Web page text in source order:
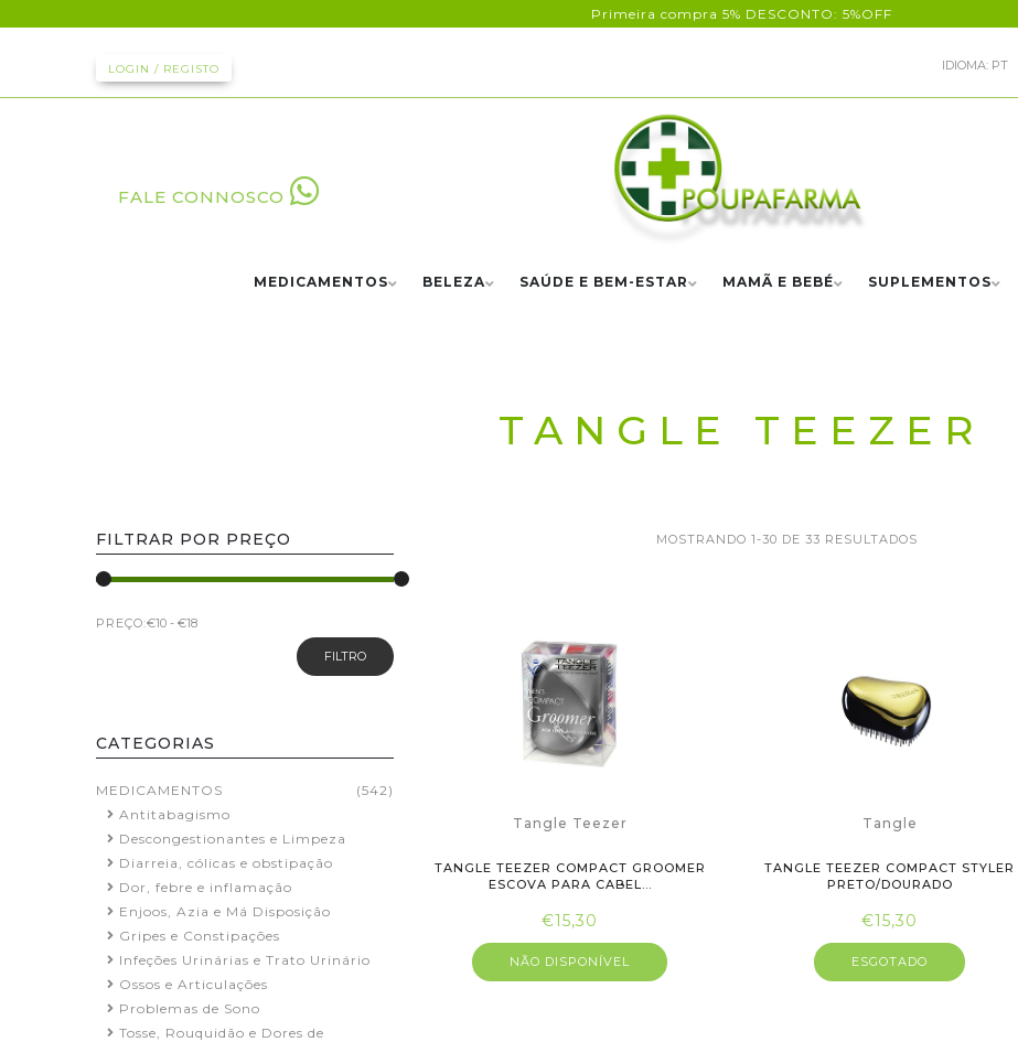
Primeira compra 5% DESCONTO: 5%OFF
LOGIN / REGISTO IDIOMA: PT
FALE CONNOSCO
MEDICAMENTOS BELEZA SAÚDE E BEM-ESTAR MAMÃ E BEBÉ SUPLEMENTOS
TANGLE TEEZER
FILTRAR POR PREÇO
PREÇO:
FILTRO
CATEGORIAS
MEDICAMENTOS
(542)
Antitabagismo
Descongestionantes e Limpeza
Diarreia, cólicas e obstipação
Dor, febre e inflamação
Enjoos, Azia e Má Disposição
Gripes e Constipações
Infeções Urinárias e Trato Urinário
Ossos e Articulações
Problemas de Sono
Tosse, Rouquidão e Dores de
MOSTRANDO 1-30 DE 33 RESULTADOS
Tangle Teezer
TANGLE TEEZER COMPACT GROOMER
ESCOVA PARA CABEL...
€15,30
NÃO DISPONÍVEL
Tangle
TANGLE TEEZER COMPACT STYLER
PRETO/DOURADO
€15,30
ESGOTADO